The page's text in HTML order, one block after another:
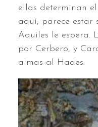
ellas determinan
aquí, parece estar
Aquiles le espera.
por Cerbero, y
almas al Hades.